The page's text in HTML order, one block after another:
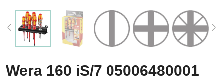
Wera 160 iS/7 05006480001